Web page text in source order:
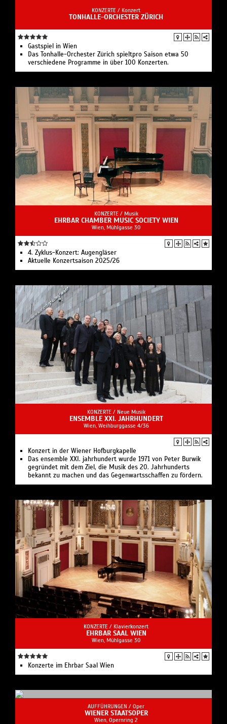
KONZERTE / Konzert
TONHALLE-ORCHESTER ZÜRICH
Gastspiel in Wien
Das Tonhalle-Orchester Zürich spieltpro Saison etwa 50
verschiedene Programme in über 100 Konzerten.
KONZERTE / Musik
EHRBAR CHAMBER MUSIC SOCIETY WIEN
Wien, Mühlgasse 30
4. Zyklus-Konzert: Augengläser
Aktuelle Konzertsaison 2025/26
KONZERTE / Neue Musik
ENSEMBLE XXI. JAHRHUNDERT​
Wien, Weihburggasse 4/36
Konzert in der Wiener Hofburgkapelle
Das ensemble XXI. jahrhundert wurde 1971 von Peter Burwik
gegründet mit dem Ziel, die Musik des 20. Jahr­hunderts
bekannt zu machen und das Gegenwarts­schaffen zu fördern.
KONZERTE / Klavierkonzert
EHRBAR SAAL WIEN
Wien, Mühlgasse 30
Konzerte im Ehrbar Saal Wien
AUFFÜHRUNGEN / Oper
WIENER STAATSOPER
Wien, Opernring 2